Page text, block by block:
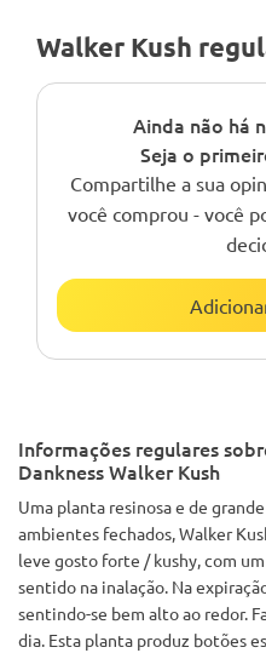
Walker Kush
Ainda não há
Seja o
Compartilhe a sua
você comprou - você
Informações regulares
Dankness Walker Kush
Uma planta resinosa e de
ambientes fechados, Walker
leve gosto forte / kushy, com
sentido na inalação. Na
sentindo-se bem alto ao redor.
dia. Esta planta produz botões